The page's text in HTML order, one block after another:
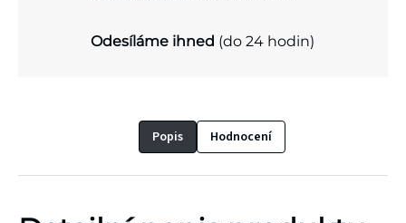
Odesíláme ihned (do 24 hodin)
Popis Hodnocení